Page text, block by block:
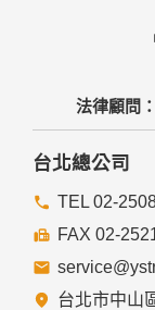
法律顧問
台北總公司
TEL 02-
FAX 02-
台北市中山